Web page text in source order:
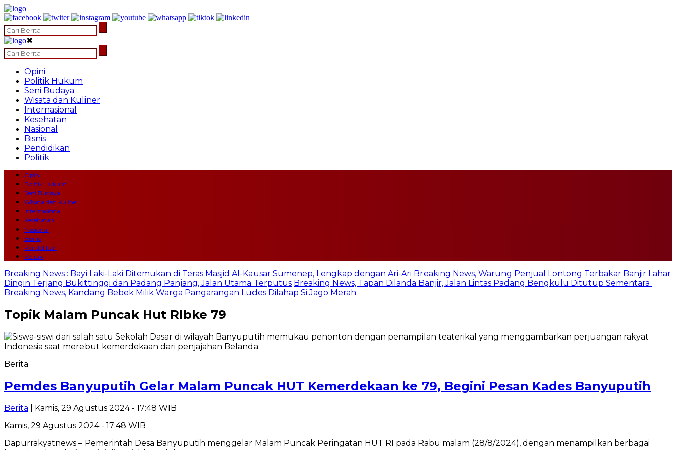
✖
Opini
Politik Hukum
Seni Budaya
Wisata dan Kuliner
Internasional
Kesehatan
Nasional
Bisnis
Pendidikan
Politik
Opini
Politik Hukum
Seni Budaya
Wisata dan Kuliner
Internasional
Kesehatan
Nasional
Bisnis
Pendidikan
Politik
Breaking News : Bayi Laki-Laki Ditemukan di Teras Masjid Al-Kausar Sumenep, Lengkap dengan Ari-Ari Breaking News, Warung Penjual Lontong Terbakar Banjir Lahar
Dingin Terjang Bukittinggi dan Padang Panjang, Jalan Utama Terputus Breaking News, Tapan Dilanda Banjir, Jalan Lintas Padang Bengkulu Ditutup Sementara
Breaking News, Kandang Bebek Milik Warga Pangarangan Ludes Dilahap Si Jago Merah
Topik Malam Puncak Hut RIbke 79
Berita
Pemdes Banyuputih Gelar Malam Puncak HUT Kemerdekaan ke 79, Begini Pesan Kades Banyuputih
Berita | Kamis, 29 Agustus 2024 - 17:48 WIB
Kamis, 29 Agustus 2024 - 17:48 WIB
Dapurrakyatnews – Pemerintah Desa Banyuputih menggelar Malam Puncak Peringatan HUT RI pada Rabu malam (28/8/2024), dengan menampilkan berbagai